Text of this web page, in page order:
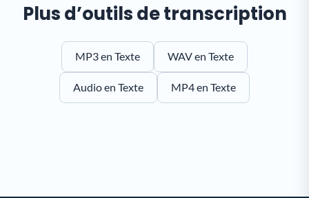
Plus d’outils de transcription
MP3 en Texte WAV en Texte
Audio en Texte MP4 en Texte